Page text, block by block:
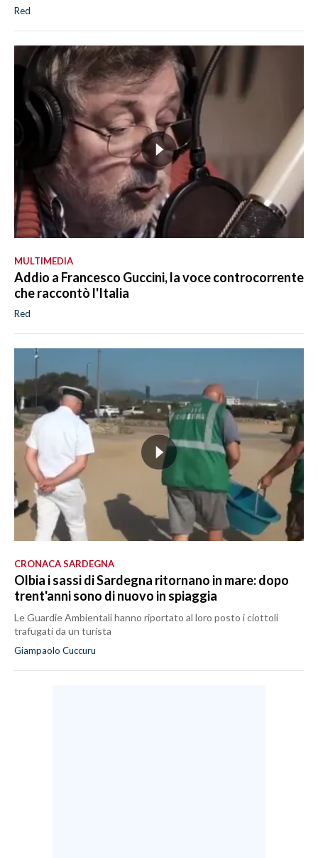
Red
MULTIMEDIA
Addio a Francesco Guccini, la voce controcorrente
che raccontò l'Italia
Red
CRONACA SARDEGNA
Olbia i sassi di Sardegna ritornano in mare: dopo
trent'anni sono di nuovo in spiaggia
Le Guardie Ambientali hanno riportato al loro posto i ciottoli
trafugati da un turista
Giampaolo Cuccuru